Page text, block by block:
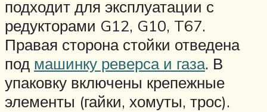
подходит для эксплуатации с
редукторами G12, G10, T67.
Правая сторона стойки отведена
под машинку реверса и газа. В
упаковку включены крепежные
элементы (гайки, хомуты, трос).